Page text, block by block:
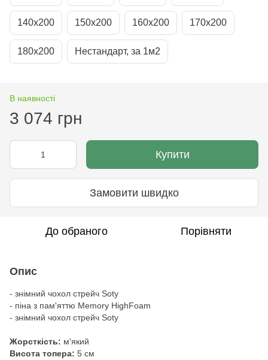
140х200 150х200 160х200 170х200
180х200 Нестандарт, за 1м2
В наявності
3 074 грн
Купити
Замовити швидко
До обраного Порівняти
Опис
- знімний чохол стрейч Soty
- піна з пам'яттю Memory HighFoam
- знімний чохол стрейч Soty
Жорсткість: м'який
Висота топера: 5 см